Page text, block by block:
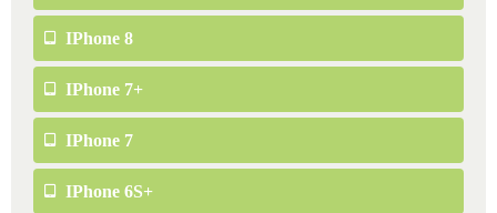
IPhone 8
IPhone 7+
IPhone 7
IPhone 6S+